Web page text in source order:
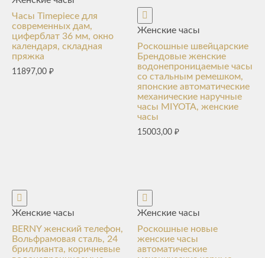
Часы Timepiece для
современных дам,
циферблат 36 мм, окно
календаря, складная
пряжка
11897,00 ₽
Женские часы
Роскошные швейцарские
Брендовые женские
водонепроницаемые часы
со стальным ремешком,
японские автоматические
механические наручные
часы MIYOTA, женские
часы
15003,00₽
Женские часы
BERNY женский телефон,
Вольфрамовая сталь, 24
бриллианта, коричневые
Женские часы
Роскошные новые
женские часы
автоматические